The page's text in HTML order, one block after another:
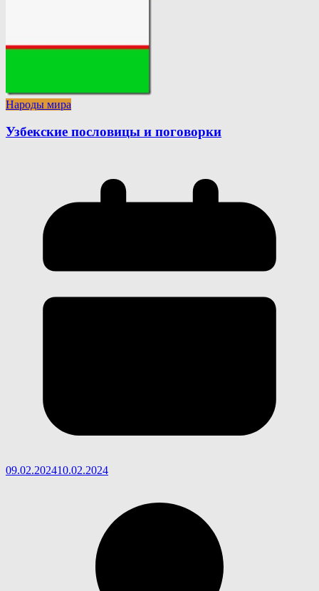
Народы мира
Узбекские пословицы и поговорки
09.02.202410.02.2024